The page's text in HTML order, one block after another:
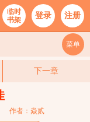
临时
书架
登录 注册
菜单
下一章
作者：焱贰